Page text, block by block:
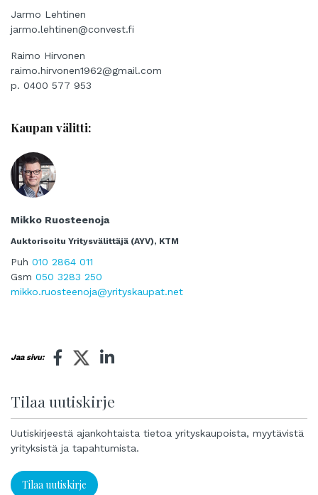
Jarmo Lehtinen
jarmo.lehtinen@convest.fi
Raimo Hirvonen
raimo.hirvonen1962@gmail.com
p. 0400 577 953
Kaupan välitti:
Mikko Ruosteenoja
Auktorisoitu Yritysvälittäjä (AYV), KTM
Puh 010 2864 011
Gsm 050 3283 250
mikko.ruosteenoja@yrityskaupat.net
Jaa sivu:
Tilaa uutiskirje
Uutiskirjeestä ajankohtaista tietoa yrityskaupoista, myytävistä
yrityksistä ja tapahtumista.
Tilaa uutiskirje